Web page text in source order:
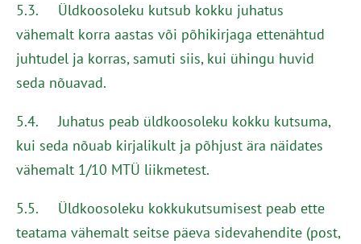
5.3. Üldkoosoleku kutsub kokku juhatus
vähemalt korra aastas või põhikirjaga ettenähtud
juhtudel ja korras, samuti siis, kui ühingu huvid
seda nõuavad.
5.4. Juhatus peab üldkoosoleku kokku kutsuma,
kui seda nõuab kirjalikult ja põhjust ära näidates
vähemalt 1/10 MTÜ liikmetest.
5.5. Üldkoosoleku kokkukutsumisest peab ette
teatama vähemalt seitse päeva sidevahendite (post,